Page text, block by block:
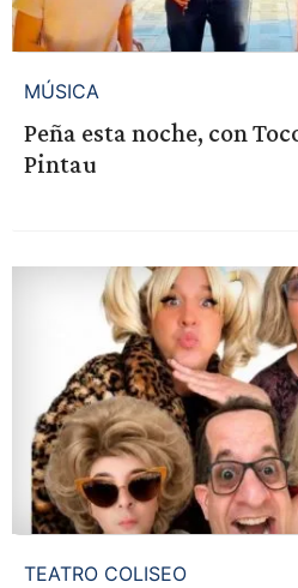
MÚSICA
Peña esta noche, con
Pintau
TEATRO COLISEO